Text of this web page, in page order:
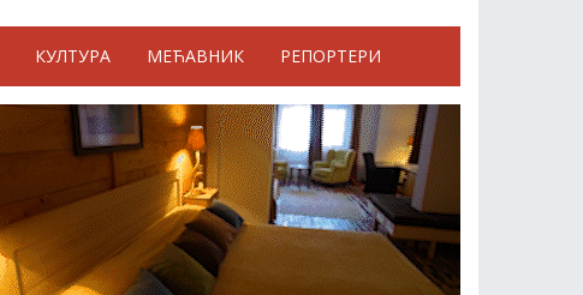
КУЛТУРА МЕЋАВНИК РЕПОРТЕРИ